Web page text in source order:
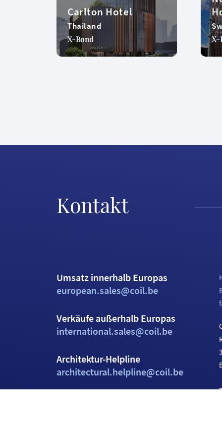
Carlton Hotel
Thailand
X-Bond X-
Kontakt
Umsatz innerhalb Europas
european.sales@coil.be
Verkäufe außerhalb Europas
international.sales@coil.be
Architektur-Helpline
architectural.helpline@coil.be